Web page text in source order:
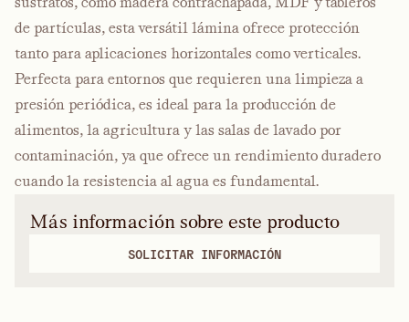
de partículas, esta versátil lámina ofrece protección
tanto para aplicaciones horizontales como verticales.
Perfecta para entornos que requieren una limpieza a
presión periódica, es ideal para la producción de
alimentos, la agricultura y las salas de lavado por
contaminación, ya que ofrece un rendimiento duradero
cuando la resistencia al agua es fundamental.
Más información sobre este producto
SOLICITAR INFORMACIÓN